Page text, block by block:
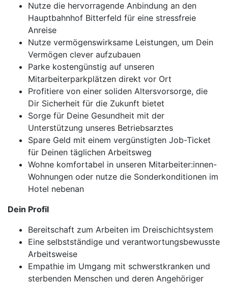
Nutze die hervorragende Anbindung an den
Hauptbahnhof Bitterfeld für eine stressfreie
Anreise
Nutze vermögenswirksame Leistungen, um Dein
Vermögen clever aufzubauen
Parke kostengünstig auf unseren
Mitarbeiterparkplätzen direkt vor Ort
Profitiere von einer soliden Altersvorsorge, die
Dir Sicherheit für die Zukunft bietet
Sorge für Deine Gesundheit mit der
Unterstützung unseres Betriebsarztes
Spare Geld mit einem vergünstigten Job-Ticket
für Deinen täglichen Arbeitsweg
Wohne komfortabel in unseren Mitarbeiter:innen-
Wohnungen oder nutze die Sonderkonditionen im
Hotel nebenan
Dein Profil
Bereitschaft zum Arbeiten im Dreischichtsystem
Eine selbstständige und verantwortungsbewusste
Arbeitsweise
Empathie im Umgang mit schwerstkranken und
sterbenden Menschen und deren Angehöriger